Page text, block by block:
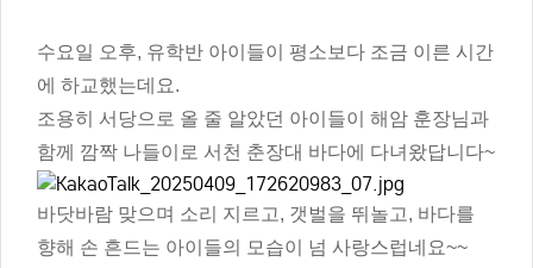
수요일 오후, 유학반 아이들이 평소보다 조금 이른 시간
에 하교했는데요.
조용히 서당으로 올 줄 알았던 아이들이 해암 훈장님과
함께 깜짝 나들이로 서천 춘장대 바다에 다녀왔답니다~
바닷바람 맞으며 소리 지르고, 갯벌을 뛰놀고, 바다를
향해 손 흔드는 아이들의 모습이 넘 사랑스럽네요~~